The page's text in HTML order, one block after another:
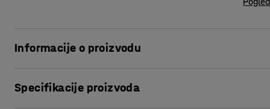
Informacije o proizvodu
znači da se lako uklapa u svaki prostor.Košara ima četiri
Specifikacije proizvoda